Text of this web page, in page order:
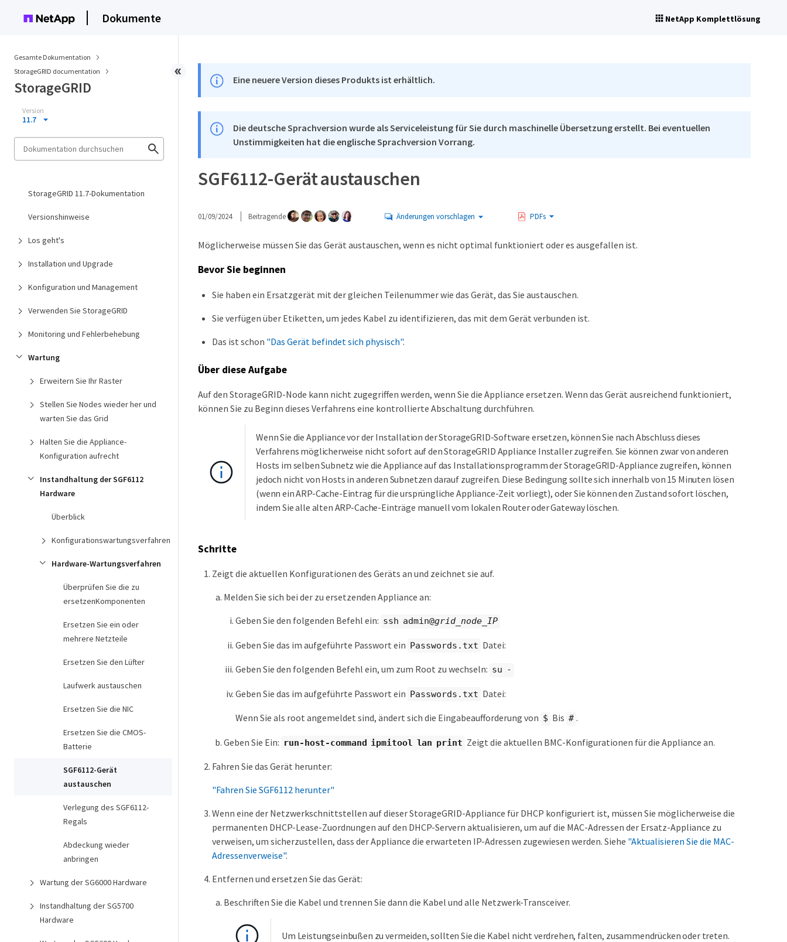
Dokumente NetApp Komplettlösung
Gesamte Dokumentation
StorageGRID documentation
StorageGRID
Version
11.7
StorageGRID 11.7-Dokumentation
Versionshinweise
Los geht's
Installation und Upgrade
Konfiguration und Management
Verwenden Sie StorageGRID
Monitoring und Fehlerbehebung
Wartung
Erweitern Sie Ihr Raster
Stellen Sie Nodes wieder her und
warten Sie das Grid
Halten Sie die Appliance-
Konfiguration aufrecht
Instandhaltung der SGF6112
Hardware
Überblick
Konfigurationswartungsverfahren
Hardware-Wartungsverfahren
Überprüfen Sie die zu
ersetzenKomponenten
Ersetzen Sie ein oder
mehrere Netzteile
Ersetzen Sie den Lüfter
Laufwerk austauschen
Ersetzen Sie die NIC
Ersetzen Sie die CMOS-
Batterie
SGF6112-Gerät
austauschen
Verlegung des SGF6112-
Regals
Abdeckung wieder
anbringen
Wartung der SG6000 Hardware
Instandhaltung der SG5700
Hardware
Eine neuere Version dieses Produkts ist erhältlich.
Die deutsche Sprachversion wurde als Serviceleistung für Sie durch maschinelle Übersetzung erstellt. Bei eventuellen
Unstimmigkeiten hat die englische Sprachversion Vorrang.
SGF6112-Gerät austauschen
01/09/2024 Beitragende Änderungen vorschlagen PDFs
Möglicherweise müssen Sie das Gerät austauschen, wenn es nicht optimal funktioniert oder es ausgefallen ist.
Bevor Sie beginnen
Sie haben ein Ersatzgerät mit der gleichen Teilenummer wie das Gerät, das Sie austauschen.
Sie verfügen über Etiketten, um jedes Kabel zu identifizieren, das mit dem Gerät verbunden ist.
Das ist schon "Das Gerät befindet sich physisch".
Über diese Aufgabe
Auf den StorageGRID-Node kann nicht zugegriffen werden, wenn Sie die Appliance ersetzen. Wenn das Gerät ausreichend funktioniert,
können Sie zu Beginn dieses Verfahrens eine kontrollierte Abschaltung durchführen.
Wenn Sie die Appliance vor der Installation der StorageGRID-Software ersetzen, können Sie nach Abschluss dieses
Verfahrens möglicherweise nicht sofort auf den StorageGRID Appliance Installer zugreifen. Sie können zwar von anderen
Hosts im selben Subnetz wie die Appliance auf das Installationsprogramm der StorageGRID-Appliance zugreifen, können
jedoch nicht von Hosts in anderen Subnetzen darauf zugreifen. Diese Bedingung sollte sich innerhalb von 15 Minuten lösen
(wenn ein ARP-Cache-Eintrag für die ursprüngliche Appliance-Zeit vorliegt), oder Sie können den Zustand sofort löschen,
indem Sie alle alten ARP-Cache-Einträge manuell vom lokalen Router oder Gateway löschen.
Schritte
Zeigt die aktuellen Konfigurationen des Geräts an und zeichnet sie auf.
Melden Sie sich bei der zu ersetzenden Appliance an:
Geben Sie den folgenden Befehl ein: ssh admin@grid_node_IP
Geben Sie das im aufgeführte Passwort ein Passwords.txt Datei:
Geben Sie den folgenden Befehl ein, um zum Root zu wechseln: su -
Geben Sie das im aufgeführte Passwort ein Passwords.txt Datei:
Wenn Sie als root angemeldet sind, ändert sich die Eingabeaufforderung von $ Bis # .
Geben Sie Ein: run-host-command ipmitool lan print Zeigt die aktuellen BMC-Konfigurationen für die Appliance an.
Fahren Sie das Gerät herunter:
"Fahren Sie SGF6112 herunter"
Wenn eine der Netzwerkschnittstellen auf dieser StorageGRID-Appliance für DHCP konfiguriert ist, müssen Sie möglicherweise die
permanenten DHCP-Lease-Zuordnungen auf den DHCP-Servern aktualisieren, um auf die MAC-Adressen der Ersatz-Appliance zu
verweisen, um sicherzustellen, dass der Appliance die erwarteten IP-Adressen zugewiesen werden. Siehe "Aktualisieren Sie die MAC-
Adressenverweise".
Entfernen und ersetzen Sie das Gerät:
Beschriften Sie die Kabel und trennen Sie dann die Kabel und alle Netzwerk-Transceiver.
Um Leistungseinbußen zu vermeiden, sollten Sie die Kabel nicht verdrehen, falten, zusammendrücken oder treten.